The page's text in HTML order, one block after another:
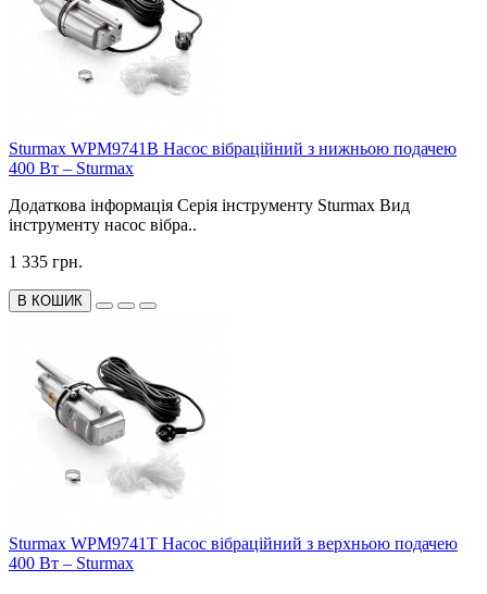
Sturmax WPM9741B Насос вібраційний з нижньою подачею
400 Вт – Sturmax
Додаткова інформація Серія інструменту Sturmax Вид
інструменту насос вібра..
1 335 грн.
В КОШИК
Sturmax WPM9741T Насос вібраційний з верхньою подачею
400 Вт – Sturmax